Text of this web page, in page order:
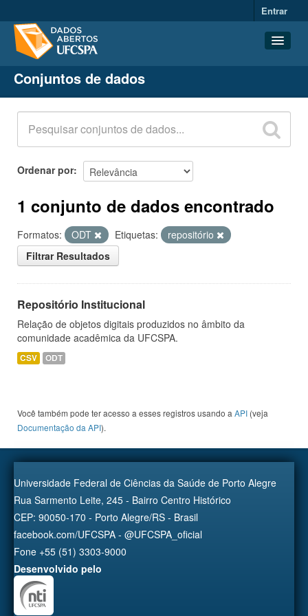
Entrar
Conjuntos de dados
Organizações
Grupos
Sobre
Conjuntos de dados
Ordenar por
1 conjunto de dados encontrado
Formatos: ODT Etiquetas:
repositório
Filtrar Resultados
Repositório Institucional
Relação de objetos digitais produzidos no âmbito da
comunidade acadêmica da UFCSPA.
CSV ODT
Você também pode ter acesso a esses registros usando a API (veja
Documentação da API).
Universidade Federal de Ciências da Saúde de Porto Alegre
Rua Sarmento Leite, 245 - Bairro Centro Histórico
CEP: 90050-170 - Porto Alegre/RS - Brasil
facebook.com/UFCSPA - @UFCSPA_oficial
Fone +55 (51) 3303-9000
Desenvolvido pelo